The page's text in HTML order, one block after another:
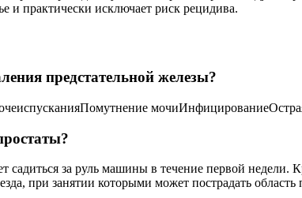
и практически исключает риск рецидива.
предстательной железы?
за руль машины в течение первой недели.
при занятии которыми может пострадать область